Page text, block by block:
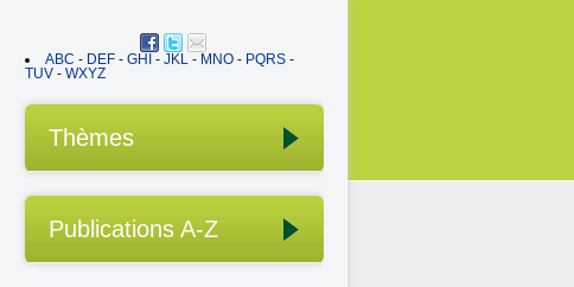
ABC - DEF - GHI - JKL - MNO - PQRS -
TUV - WXYZ
Thèmes
Publications A-Z